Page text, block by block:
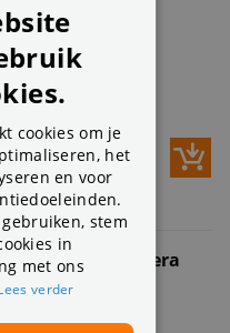
3840 x 2160px
NightVision
WiFi IP Camera
cookies om je
het
en voor
stem
in
met ons
verder